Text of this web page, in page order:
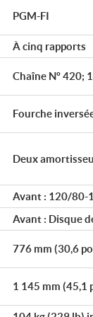
PGM-FI
À cinq rapports
Chaîne Nº 420;
Fourche
Deux
Avant : 120/80-
Avant : Disque
776 mm (30,6
1 145 mm (45,1